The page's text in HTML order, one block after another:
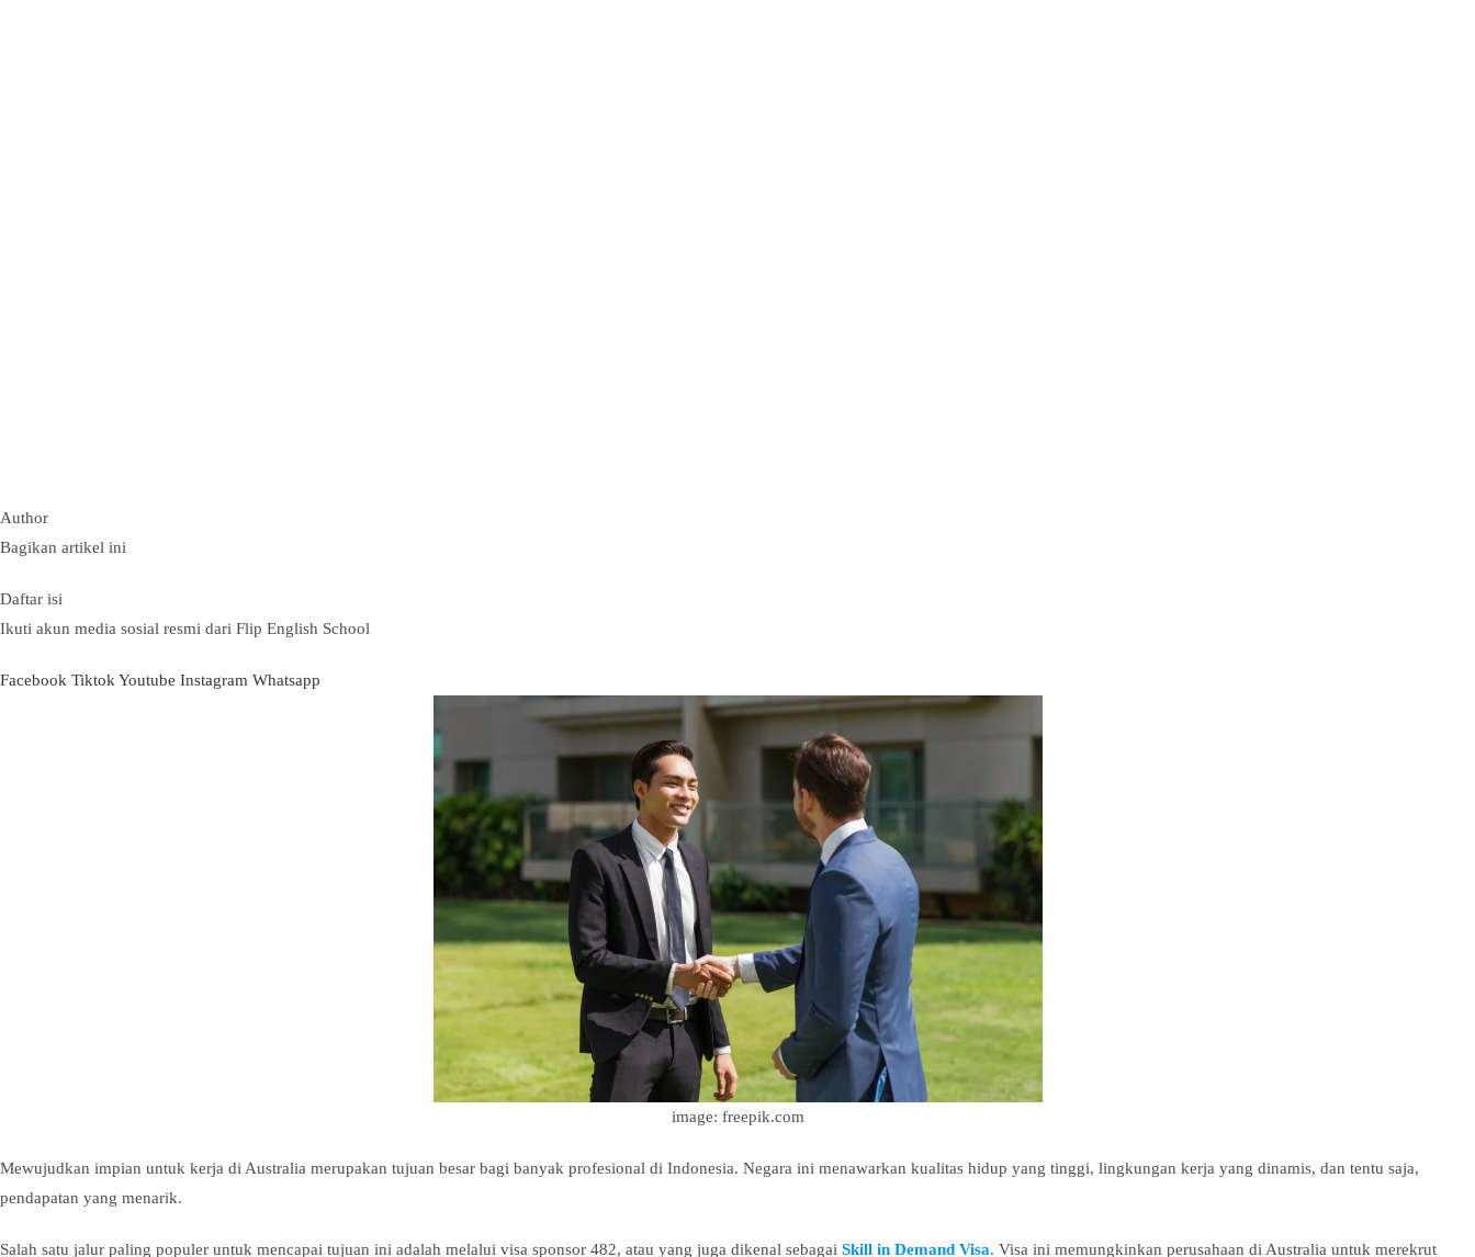
Author
Bagikan artikel ini
Daftar isi
Ikuti akun media sosial resmi dari Flip English School
Facebook Tiktok Youtube Instagram Whatsapp
image: freepik.com
Mewujudkan impian untuk kerja di Australia merupakan tujuan besar bagi banyak profesional di Indonesia. Negara ini menawarkan kualitas hidup yang tinggi, lingkungan kerja yang dinamis, dan tentu saja,
pendapatan yang menarik.
Salah satu jalur paling populer untuk mencapai tujuan ini adalah melalui visa sponsor 482, atau yang juga dikenal sebagai Skill in Demand Visa. Visa ini memungkinkan perusahaan di Australia untuk merekrut